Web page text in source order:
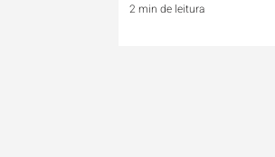
2 min de leitura